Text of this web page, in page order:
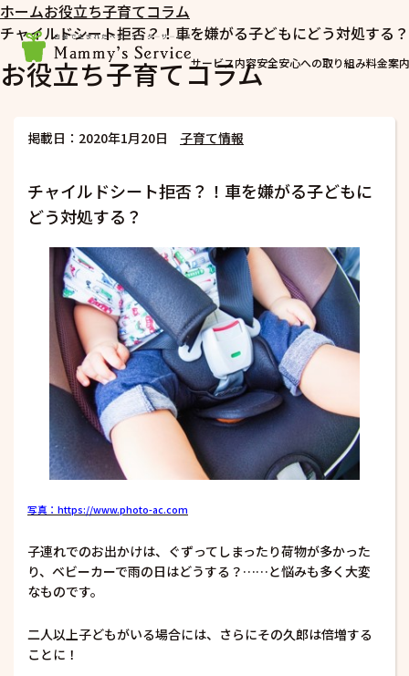
サービス内容安全安心への取り組み料金案内
ホームお役立ち子育てコラム
チャイルドシート拒否？！車を嫌がる子どもにどう対処する？
お役立ち子育てコラム
掲載日：2020年1月20日 子育て情報
チャイルドシート拒否？！車を嫌がる子どもに
どう対処する？
写真：https://www.photo-ac.com
子連れでのお出かけは、ぐずってしまったり荷物が多かった
り、ベビーカーで雨の日はどうする？……と悩みも多く大変
なものです。
二人以上子どもがいる場合には、さらにその久郎は倍増する
ことに！